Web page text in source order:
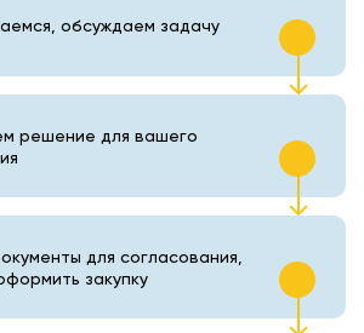
обсуждаем задачу
решение для вашего
для согласования,
закупку